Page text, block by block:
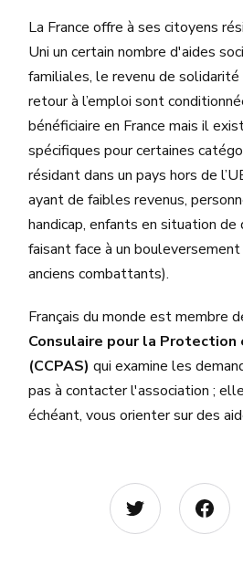
La France offre à ses citoyens
Uni un certain nombre d'aides
familiales, le revenu de solidarité
retour à l’emploi sont
bénéficiaire en France mais il
spécifiques pour certaines
résidant dans un pays hors de
ayant de faibles revenus,
handicap, enfants en situation
faisant face à un
anciens combattants).
Français du monde est membre
Consulaire pour la Protection
(CCPAS)qui examine les
pas à contacter l'association ;
échéant, vous orienter sur des